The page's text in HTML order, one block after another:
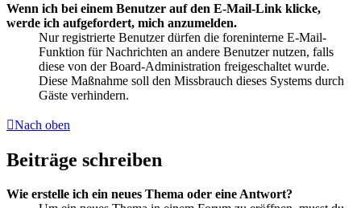
Wenn ich bei einem Benutzer auf den E-Mail-Link klicke,
werde ich aufgefordert, mich anzumelden.
Nur registrierte Benutzer dürfen die foreninterne E-Mail-
Funktion für Nachrichten an andere Benutzer nutzen, falls
diese von der Board-Administration freigeschaltet wurde.
Diese Maßnahme soll den Missbrauch dieses Systems durch
Gäste verhindern.
Nach oben
Beiträge schreiben
Wie erstelle ich ein neues Thema oder eine Antwort?